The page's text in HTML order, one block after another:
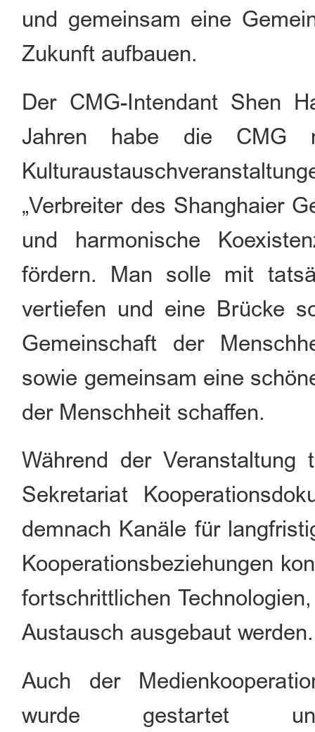
und gemeinsam eine
Zukunft aufbauen.
Der CMG-Intendant Shen
Jahren habe die CMG
„Verbreiter des Shanghaier
und harmonische
fördern. Man solle mit
vertiefen und eine Brücke
Gemeinschaft der
sowie gemeinsam eine
der Menschheit schaffen.
Während der
Sekretariat
demnach Kanäle für
Kooperationsbeziehungen
fortschrittlichen
Austausch ausgebaut werden.
Auch der
wurde gestartet